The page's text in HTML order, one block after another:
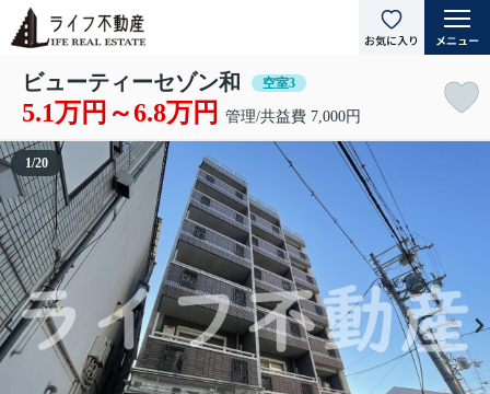
ビューティーセゾン和 空室3
5.1万円～6.8万円 管理/共益費 7,000円
1/20